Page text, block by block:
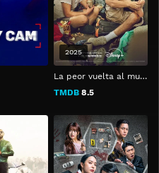
La peor vuelta al mundo
TMDB8.5
2025